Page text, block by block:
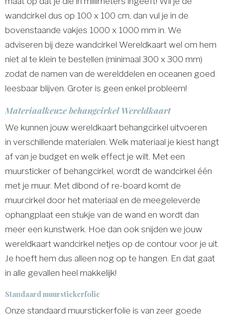
wandcirkel dus op 100 x 100 cm, dan vul je in de
bovenstaande vakjes 1000 x 1000 mm in. We
adviseren bij deze wandcirkel Wereldkaart wel om hem
niet al te klein te bestellen (minimaal 300 x 300 mm)
zodat de namen van de werelddelen en oceanen goed
leesbaar blijven. Groter is geen enkel probleem!
Materiaalkeuze behangcirkel Wereldkaart
We kunnen jouw wereldkaart behangcirkel uitvoeren
in verschillende materialen. Welk materiaal je kiest hangt
af van je budget en welk effect je wilt. Met een
muursticker of behangcirkel, wordt de wandcirkel één
met je muur. Met dibond of re-board komt de
muurcirkel door het materiaal en de meegeleverde
ophangplaat een stukje van de wand en wordt dan
meer een kunstwerk. Hoe dan ook snijden we jouw
wereldkaart wandcirkel netjes op de contour voor je uit.
Je hoeft hem dus alleen nog op te hangen. En dat gaat
in alle gevallen heel makkelijk!
Standaard muurstickerfolie
Onze standaard muurstickerfolie is van zeer goede